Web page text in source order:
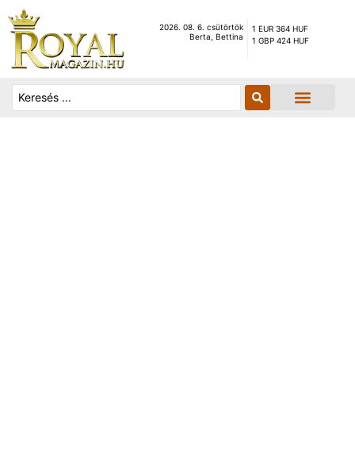
2026. 08. 6. csütörtök
Berta, Bettina
1 EUR 364 HUF
1 GBP 424 HUF